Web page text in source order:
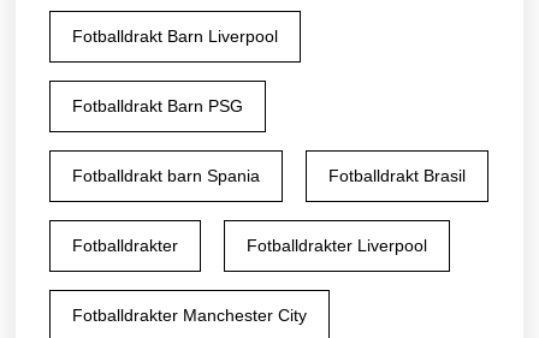
Fotballdrakt Barn Liverpool
Fotballdrakt Barn PSG
Fotballdrakt barn Spania Fotballdrakt Brasil
Fotballdrakter Fotballdrakter Liverpool
Fotballdrakter Manchester City